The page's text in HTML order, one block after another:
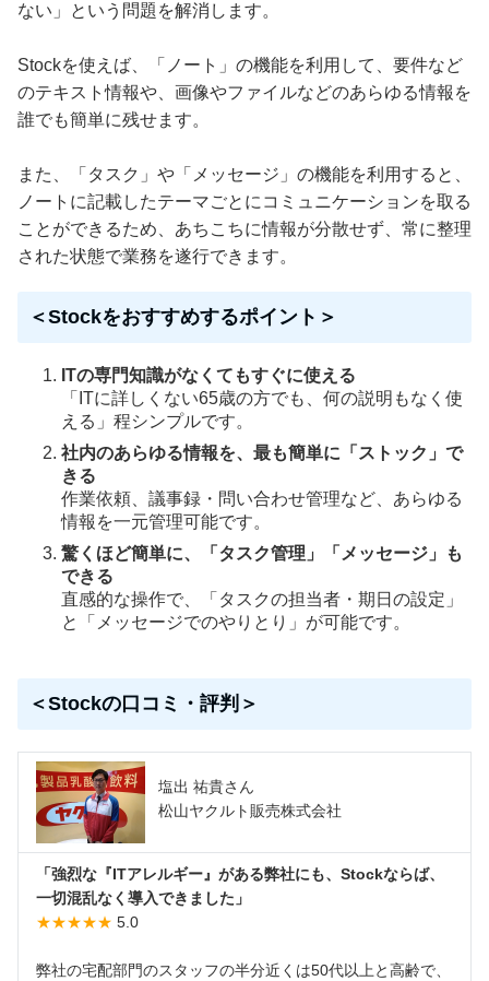
ない」という問題を解消します。
Stockを使えば、「ノート」の機能を利用して、要件など
のテキスト情報や、画像やファイルなどのあらゆる情報を
誰でも簡単に残せます。
また、「タスク」や「メッセージ」の機能を利用すると、
ノートに記載したテーマごとにコミュニケーションを取る
ことができるため、あちこちに情報が分散せず、常に整理
された状態で業務を遂行できます。
＜Stockをおすすめするポイント＞
ITの専門知識がなくてもすぐに使える
「ITに詳しくない65歳の方でも、何の説明もなく使
える」程シンプルです。
社内のあらゆる情報を、最も簡単に「ストック」で
きる
作業依頼、議事録・問い合わせ管理など、あらゆる
情報を一元管理可能です。
驚くほど簡単に、「タスク管理」「メッセージ」も
できる
直感的な操作で、「タスクの担当者・期日の設定」
と「メッセージでのやりとり」が可能です。
＜Stockの口コミ・評判＞
塩出 祐貴さん
松山ヤクルト販売株式会社
「強烈な『ITアレルギー』がある弊社にも、Stockならば、
一切混乱なく導入できました」
★★★★★ 5.0
弊社の宅配部門のスタッフの半分近くは50代以上と高齢で、